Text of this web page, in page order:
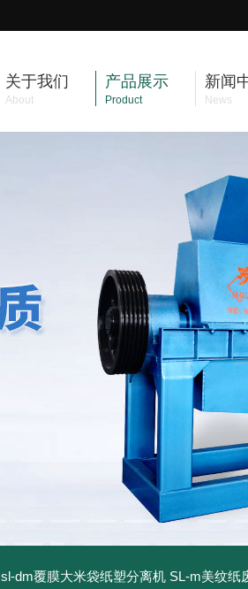
关于我们
About
产品展示
Product
新闻
News
sl-dm覆膜大米袋纸塑分离机 SL-m美纹纸废料碎浆